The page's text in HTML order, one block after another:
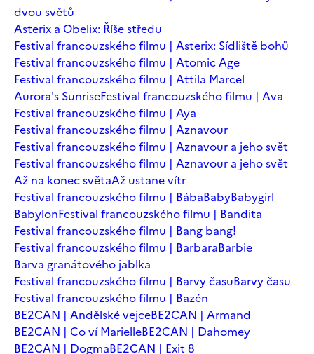
dvou světů
Asterix a Obelix: Říše středu
Festival francouzského filmu | Asterix: Sídliště bohů
Festival francouzského filmu | Atomic Age
Festival francouzského filmu | Attila Marcel
Aurora's SunriseFestival francouzského filmu | Ava
Festival francouzského filmu | Aya
Festival francouzského filmu | Aznavour
Festival francouzského filmu | Aznavour a jeho svět
Festival francouzského filmu | Aznavour a jeho svět
Až na konec světaAž ustane vítr
Festival francouzského filmu | BábaBabyBabygirl
BabylonFestival francouzského filmu | Bandita
Festival francouzského filmu | Bang bang!
Festival francouzského filmu | BarbaraBarbie
Barva granátového jablka
Festival francouzského filmu | Barvy časuBarvy času
Festival francouzského filmu | Bazén
BE2CAN | Andělské vejceBE2CAN | Armand
BE2CAN | Co ví MarielleBE2CAN | Dahomey
BE2CAN | DogmaBE2CAN | Exit 8